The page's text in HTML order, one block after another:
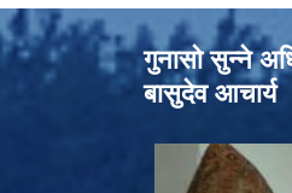
गुनासो सुन्‍ने
बासुदेव आचार्य